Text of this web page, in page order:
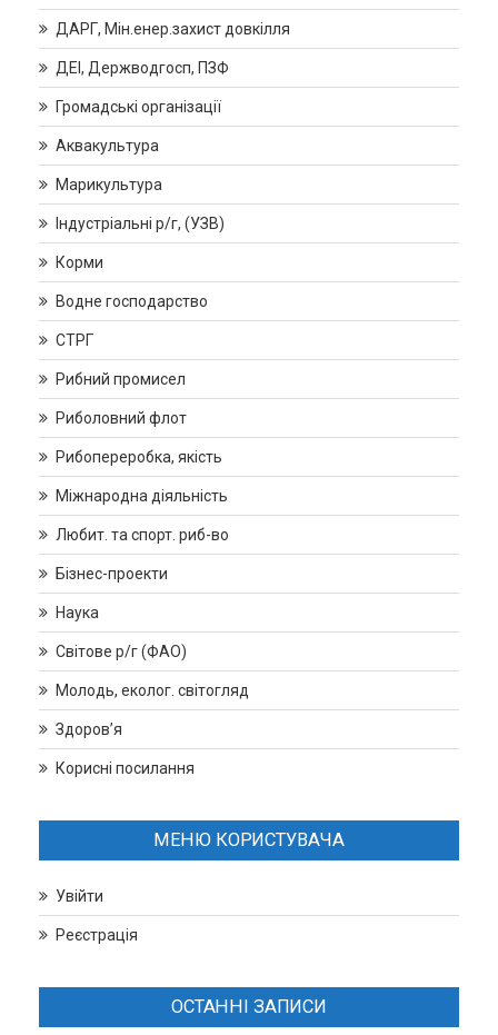
ДАРГ, Мін.енер.захист довкілля
ДЕІ, Держводгосп, ПЗФ
Громадські організації
Аквакультура
Марикультура
Індустріальні р/г, (УЗВ)
Корми
Водне господарство
СТРГ
Рибний промисел
Риболовний флот
Рибопереробка, якість
Міжнародна діяльність
Любит. та спорт. риб-во
Бізнес-проекти
Наука
Світове р/г (ФАО)
Молодь, еколог. світогляд
Здоров’я
Корисні посилання
МЕНЮ КОРИСТУВАЧА
Увійти
Реєстрація
ОСТАННІ ЗАПИСИ